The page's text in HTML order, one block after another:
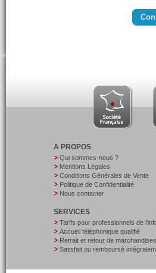
A PROPOS
Qui sommes-nous ?
Mentions Légales
Conditions Générales de Vente
Politique de Confidentialité
Nous contacter
SERVICES
Tarifs pour professionnels de
Accueil téléphonique qualifié
Retrait et retour de
Satisfait ou remboursé